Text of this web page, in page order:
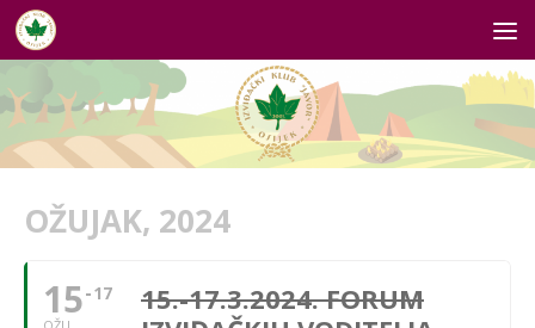
Skip to content
OŽUJAK, 2024
15 17
15.-17.3.2024. FORUM